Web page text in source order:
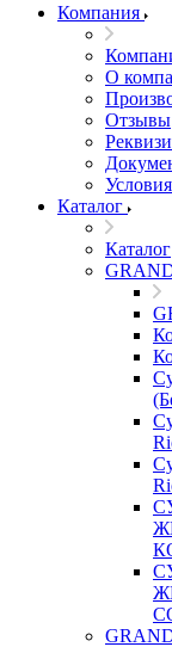
Компания
О
Отзывы
Каталог
Каталог